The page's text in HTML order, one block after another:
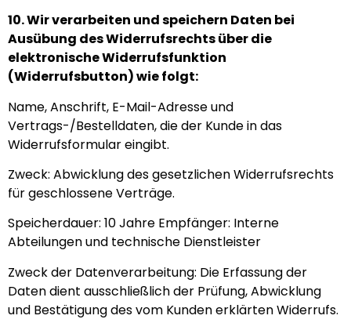
10. Wir verarbeiten und speichern Daten bei
Ausübung des Widerrufsrechts über die
elektronische Widerrufsfunktion
(Widerrufsbutton) wie folgt:
Name, Anschrift, E-Mail-Adresse und
Vertrags-/Bestelldaten, die der Kunde in das
Widerrufsformular eingibt.
Zweck: Abwicklung des gesetzlichen Widerrufsrechts
für geschlossene Verträge.
Speicherdauer: 10 Jahre Empfänger: Interne
Abteilungen und technische Dienstleister
Zweck der Datenverarbeitung: Die Erfassung der
Daten dient ausschließlich der Prüfung, Abwicklung
und Bestätigung des vom Kunden erklärten Widerrufs.